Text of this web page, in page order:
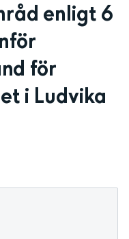
enligt 6
för
i Ludvika